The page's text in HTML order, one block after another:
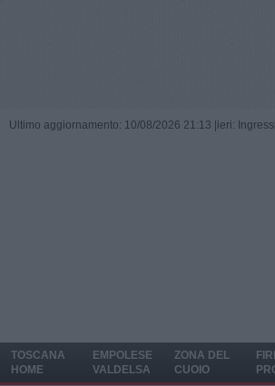
Ultimo aggiornamento: 10/08/2026 21:13 | ieri:
TOSCANA
HOME
EMPOLESE
VALDELSA
ZONA DEL
CUOIO